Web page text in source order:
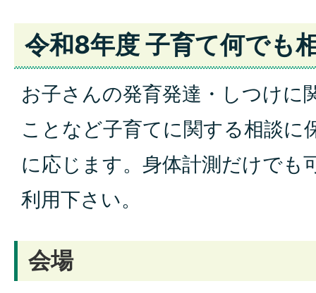
令和8年度 子育て何でも
お子さんの発育発達・しつけに
ことなど子育てに関する相談に
に応じます。身体計測だけでも
利用下さい。
会場